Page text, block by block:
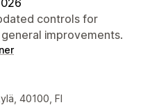
controls for
improvements.
40100, FI